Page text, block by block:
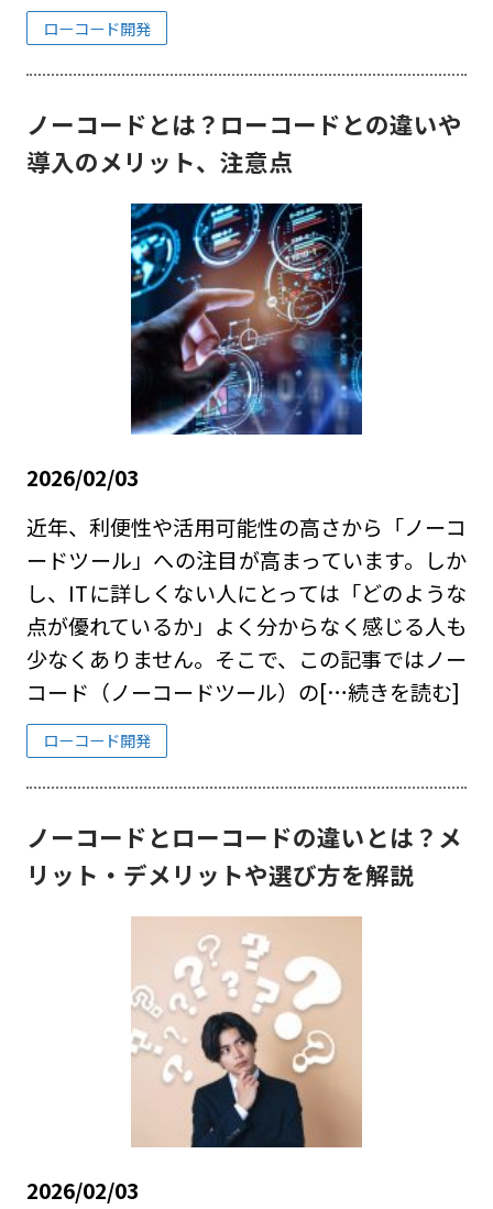
ローコード開発
ノーコードとは？ローコードとの違いや
導入のメリット、注意点
2026/02/03
近年、利便性や活用可能性の高さから「ノーコ
ードツール」への注目が高まっています。しか
し、ITに詳しくない人にとっては「どのような
点が優れているか」よく分からなく感じる人も
少なくありません。そこで、この記事ではノー
コード（ノーコードツール）の[…続きを読む]
ローコード開発
ノーコードとローコードの違いとは？メ
リット・デメリットや選び方を解説
2026/02/03